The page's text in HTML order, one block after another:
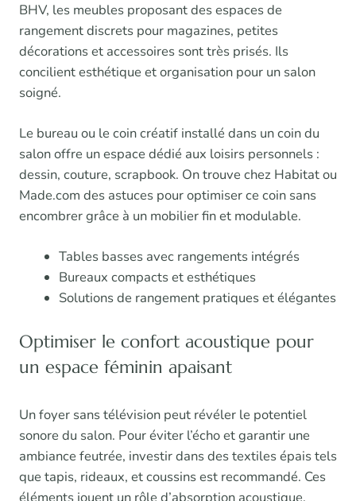
BHV, les meubles proposant des espaces de
rangement discrets pour magazines, petites
décorations et accessoires sont très prisés. Ils
concilient esthétique et organisation pour un salon
soigné.
Le bureau ou le coin créatif installé dans un coin du
salon offre un espace dédié aux loisirs personnels :
dessin, couture, scrapbook. On trouve chez Habitat ou
Made.com des astuces pour optimiser ce coin sans
encombrer grâce à un mobilier fin et modulable.
Tables basses avec rangements intégrés
Bureaux compacts et esthétiques
Solutions de rangement pratiques et élégantes
Optimiser le confort acoustique pour
un espace féminin apaisant
Un foyer sans télévision peut révéler le potentiel
sonore du salon. Pour éviter l’écho et garantir une
ambiance feutrée, investir dans des textiles épais tels
que tapis, rideaux, et coussins est recommandé. Ces